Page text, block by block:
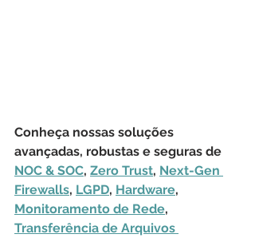
Conheça nossas soluções
avançadas, robustas e seguras de
NOC & SOC, Zero Trust, Next-Gen
Firewalls, LGPD, Hardware,
Monitoramento de Rede,
Transferência de Arquivos